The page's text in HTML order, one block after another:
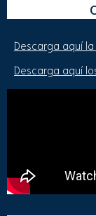
Descarga aquí
Descarga aquí